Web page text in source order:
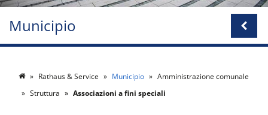
Municipio
Rathaus & Service Municipio
Amministrazione comunale
Struttura
Associazioni a fini speciali